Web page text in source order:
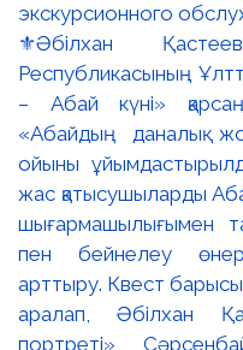
⚜️Әбілхан
Республикасының
– Абай күні»
«Абайдың даналық
ойыны
жас қатысушыларды
шығармашылығымен
пен бейнелеу
арттыру. Квест
аралап, Әбілхан
портреті»,